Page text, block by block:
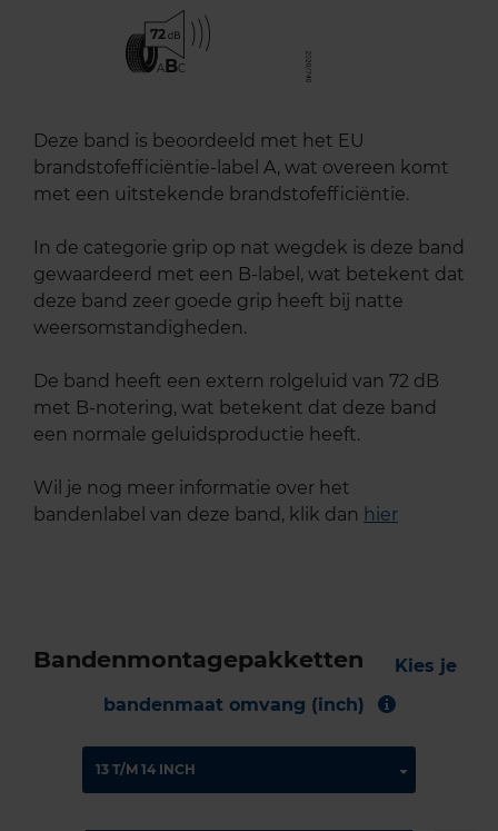
72
ABC
Deze band is beoordeeld met het EU
brandstofefficiëntie-label A, wat overeen komt
met een uitstekende brandstofefficiëntie.
In de categorie grip op nat wegdek is deze band
gewaardeerd met een B-label, wat betekent dat
deze band zeer goede grip heeft bij natte
weersomstandigheden.
De band heeft een extern rolgeluid van 72 dB
met B-notering, wat betekent dat deze band
een normale geluidsproductie heeft.
Wil je nog meer informatie over het
bandenlabel van deze band, klik dan hier
Bandenmontagepakketten
Kies je
bandenmaat omvang (inch)